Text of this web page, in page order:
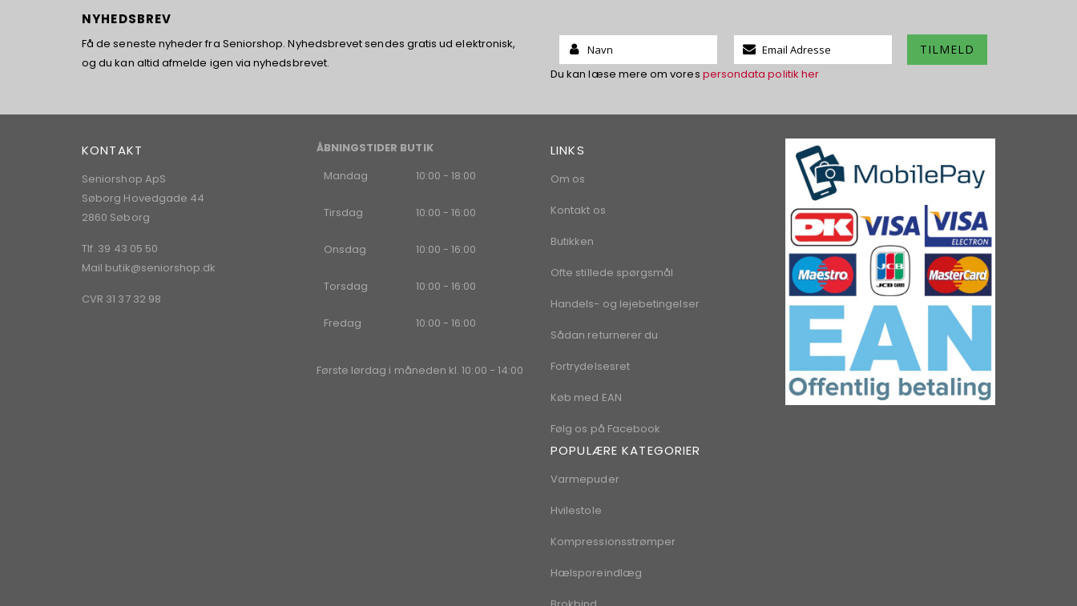
NYHEDSBREV
Få de seneste nyheder fra Seniorshop. Nyhedsbrevet sendes gratis ud elektronisk,
og du kan altid afmelde igen via nyhedsbrevet.
Name:
Tilmeld
dig
vores
TILMELD
Du kan læse mere om vores persondata politik her
KONTAKT
Seniorshop ApS
Søborg Hovedgade 44
2860 Søborg
Tlf. 39 43 05 50
Mail butik@seniorshop.dk
CVR 31 37 32 98
ÅBNINGSTIDER BUTIK
Mandag
10:00 - 18:00
Tirsdag 10:00 - 16:00
Onsdag 10:00 - 16:00
Torsdag 10:00 - 16:00
Fredag 10:00 - 16:00
Første lørdag i måneden kl. 10:00 - 14:00
LINKS
Om os
Kontakt os
Butikken
Ofte stillede spørgsmål
Handels- og lejebetingelser
Sådan returnerer du
Fortrydelsesret
Køb med EAN
Følg os på Facebook
POPULÆRE KATEGORIER
Varmepuder
Hvilestole
Kompressionsstrømper
Hælsporeindlæg